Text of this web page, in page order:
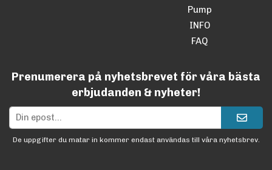
Pump
INFO
FAQ
Prenumerera på nyhetsbrevet för våra bästa
erbjudanden & nyheter!
De uppgifter du matar in kommer endast användas till våra nyhetsbrev.